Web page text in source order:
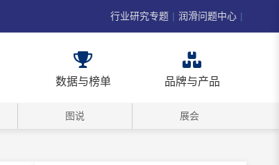
行业研究专题 | 润滑问题中心 |
数据与榜单 品牌与产品
图说 展会